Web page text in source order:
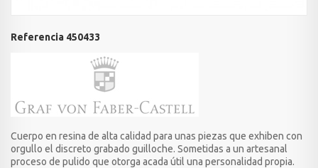
Referencia 450433
Cuerpo en resina de alta calidad para unas piezas que exhiben con
orgullo el discreto grabado guilloche. Sometidas a un artesanal
proceso de pulido que otorga acada útil una personalidad propia.